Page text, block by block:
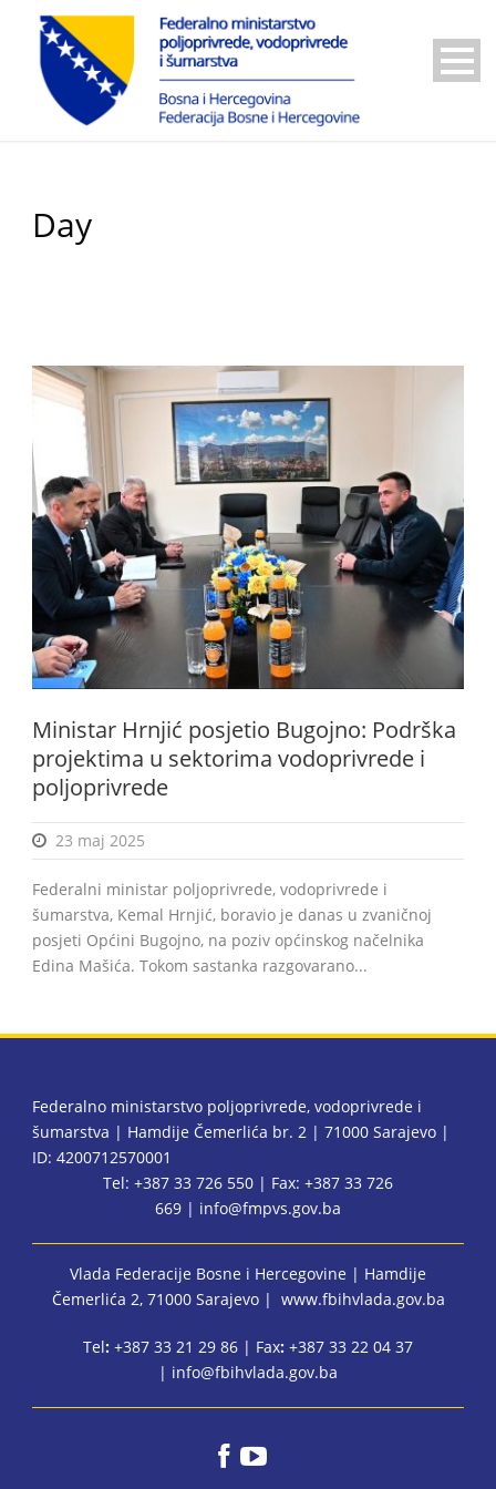
BiH
Day
Ministar Hrnjić posjetio Bugojno: Podrška
projektima u sektorima vodoprivrede i
poljoprivrede
23 maj 2025
Federalni ministar poljoprivrede, vodoprivrede i
šumarstva, Kemal Hrnjić, boravio je danas u zvaničnoj
posjeti Općini Bugojno, na poziv općinskog načelnika
Edina Mašića. Tokom sastanka razgovarano...
Federalno ministarstvo poljoprivrede, vodoprivrede i
šumarstva | Hamdije Čemerlića br. 2 | 71000 Sarajevo |
ID: 4200712570001
Tel: +387 33 726 550 | Fax: +387 33 726
669 | info@fmpvs.gov.ba
Vlada Federacije Bosne i Hercegovine | Hamdije
Čemerlića 2, 71000 Sarajevo | www.fbihvlada.gov.ba
Tel: +387 33 21 29 86 | Fax: +387 33 22 04 37
| info@fbihvlada.gov.ba